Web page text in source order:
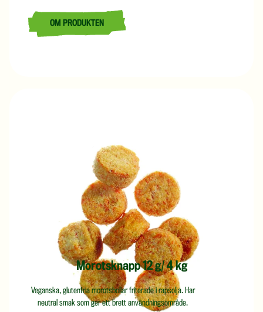
LÄS MER OM GRÖNSAKSBIFF 62 G/ 3,4 KG
OM PRODUKTEN
Morotsknapp 12 g/ 4 kg
Veganska, glutenfria morotsbollar friterade i rapsolja. Har
neutral smak som ger ett brett användningsområde.